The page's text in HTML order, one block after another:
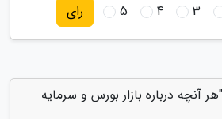
3
4
5 رای
آنچه درباره بازار بورس و سرمایه